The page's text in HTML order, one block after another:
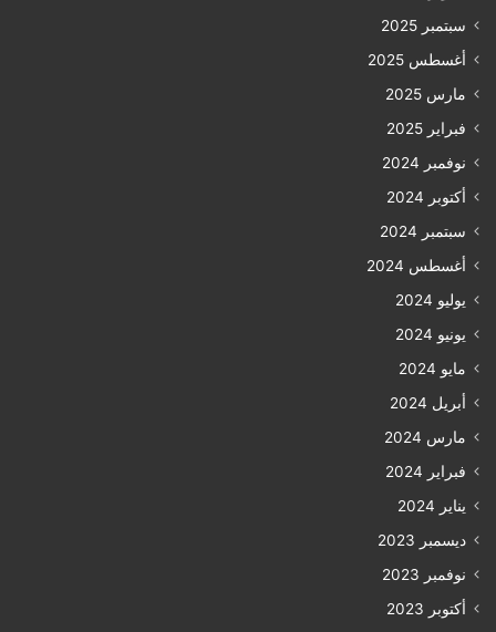
سبتمبر 2025
أغسطس 2025
مارس 2025
فبراير 2025
نوفمبر 2024
أكتوبر 2024
سبتمبر 2024
أغسطس 2024
يوليو 2024
يونيو 2024
مايو 2024
أبريل 2024
مارس 2024
فبراير 2024
يناير 2024
ديسمبر 2023
نوفمبر 2023
أكتوبر 2023